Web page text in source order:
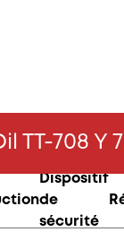
TT-708 Y
Dispositif
de
sécurité